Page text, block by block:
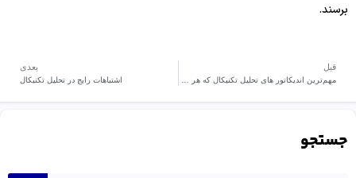
برسند.
قبل بعدی
اشتباهات رایج در تحلیل تکنیکال
جستجو